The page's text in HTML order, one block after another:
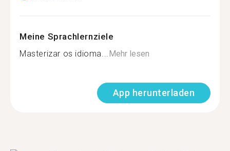
Meine Sprachlernziele
Masterizar os idioma...Mehr lesen
App herunterladen